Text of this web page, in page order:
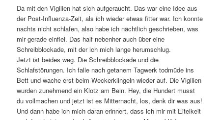
Da mit den Vigilien hat sich aufgeraucht. Das war eine Idee aus
der Post-Influenza-Zeit, als ich wieder etwas fitter war. Ich konnte
nachts nicht schlafen, also habe ich nächtlich geschrieben, was
mir gerade einfiel. Das half nebenher auch über eine
Schreibblockade, mit der ich mich lange herumschlug.
Jetzt ist beides weg. Die Schreibblockade und die
Schlafstörungen. Ich falle nach getanem Tagwerk todmüde ins
Bett und wache erst beim Weckerklingeln wieder auf. Die Vigilien
wurden zunehmend ein Klotz am Bein. Hey, die Hundert musst
du vollmachen und jetzt ist es Mitternacht, los, denk dir was aus!
Und dann habe ich mich daran erinnert, dass ich mir mit Eitelkeit